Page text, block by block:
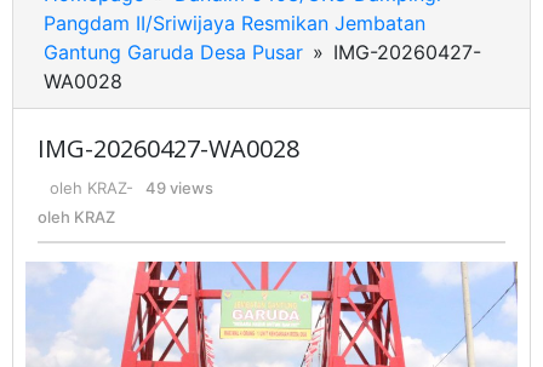
Pangdam II/Sriwijaya Resmikan Jembatan
Gantung Garuda Desa Pusar » IMG-20260427-
WA0028
IMG-20260427-WA0028
oleh KRAZ-
49 views
oleh KRAZ